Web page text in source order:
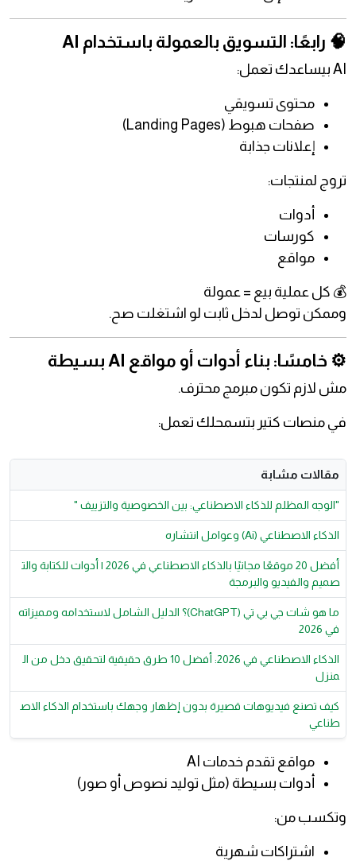
🧠 رابعًا: التسويق بالعمولة باستخدام AI
AI بيساعدك تعمل:
محتوى تسويقي
صفحات هبوط (Landing Pages)
إعلانات جذابة
تروج لمنتجات:
أدوات
كورسات
مواقع
💰 كل عملية بيع = عمولة
وممكن توصل لدخل ثابت لو اشتغلت صح.
⚙️ خامسًا: بناء أدوات أو مواقع AI بسيطة
مش لازم تكون مبرمج محترف.
في منصات كتير بتسمحلك تعمل:
مقالات مشابة
"الوجه المظلم للذكاء الاصطناعي: بين الخصوصية والتزييف "
الذكاء الاصطناعي (Ai) وعوامل انتشاره
أفضل 20 موقعًا مجانيًا بالذكاء الاصطناعي في 2026 | أدوات للكتابة والت
صميم والفيديو والبرمجة
ما هو شات جي بي تي (ChatGPT)؟ الدليل الشامل لاستخدامه ومميزاته
في 2026
الذكاء الاصطناعي في 2026: أفضل 10 طرق حقيقية لتحقيق دخل من ال
منزل
كيف تصنع فيديوهات قصيرة بدون إظهار وجهك باستخدام الذكاء الاص
طناعي
مواقع تقدم خدمات AI
أدوات بسيطة (مثل توليد نصوص أو صور)
وتكسب من:
اشتراكات شهرية